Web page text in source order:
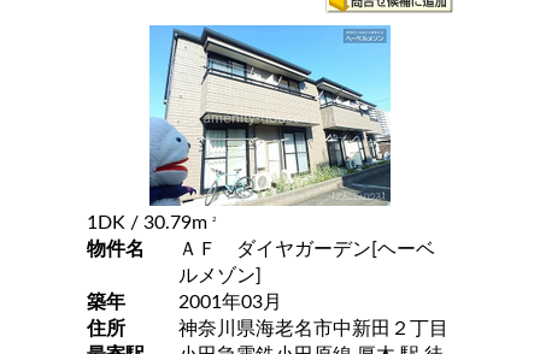
1DK / 30.79m 2
物件名
ＡＦ ダイヤガーデン[ヘーベ
ルメゾン]
築年
2001年03月
住所
神奈川県海老名市中新田２丁目